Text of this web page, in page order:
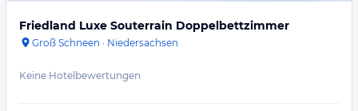
Friedland Luxe Souterrain Doppelbettzimmer
Groß Schneen · Niedersachsen
Keine Hotelbewertungen